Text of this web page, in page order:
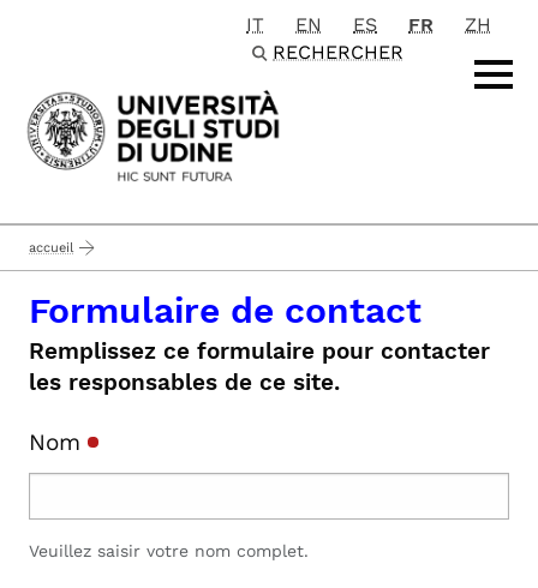
Passa al contenuto principale
IT EN ES FR
ZH
RECHERCHER
accueil
Formulaire de contact
Remplissez ce formulaire pour contacter
les responsables de ce site.
Nom
Veuillez saisir votre nom complet.